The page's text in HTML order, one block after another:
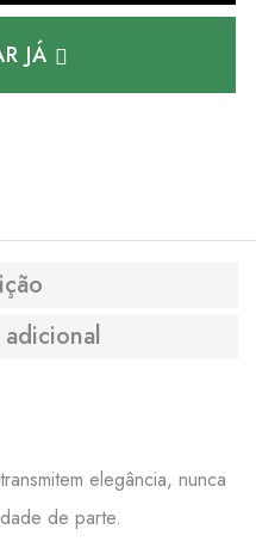
JÁ
elegância, nunca
de parte.